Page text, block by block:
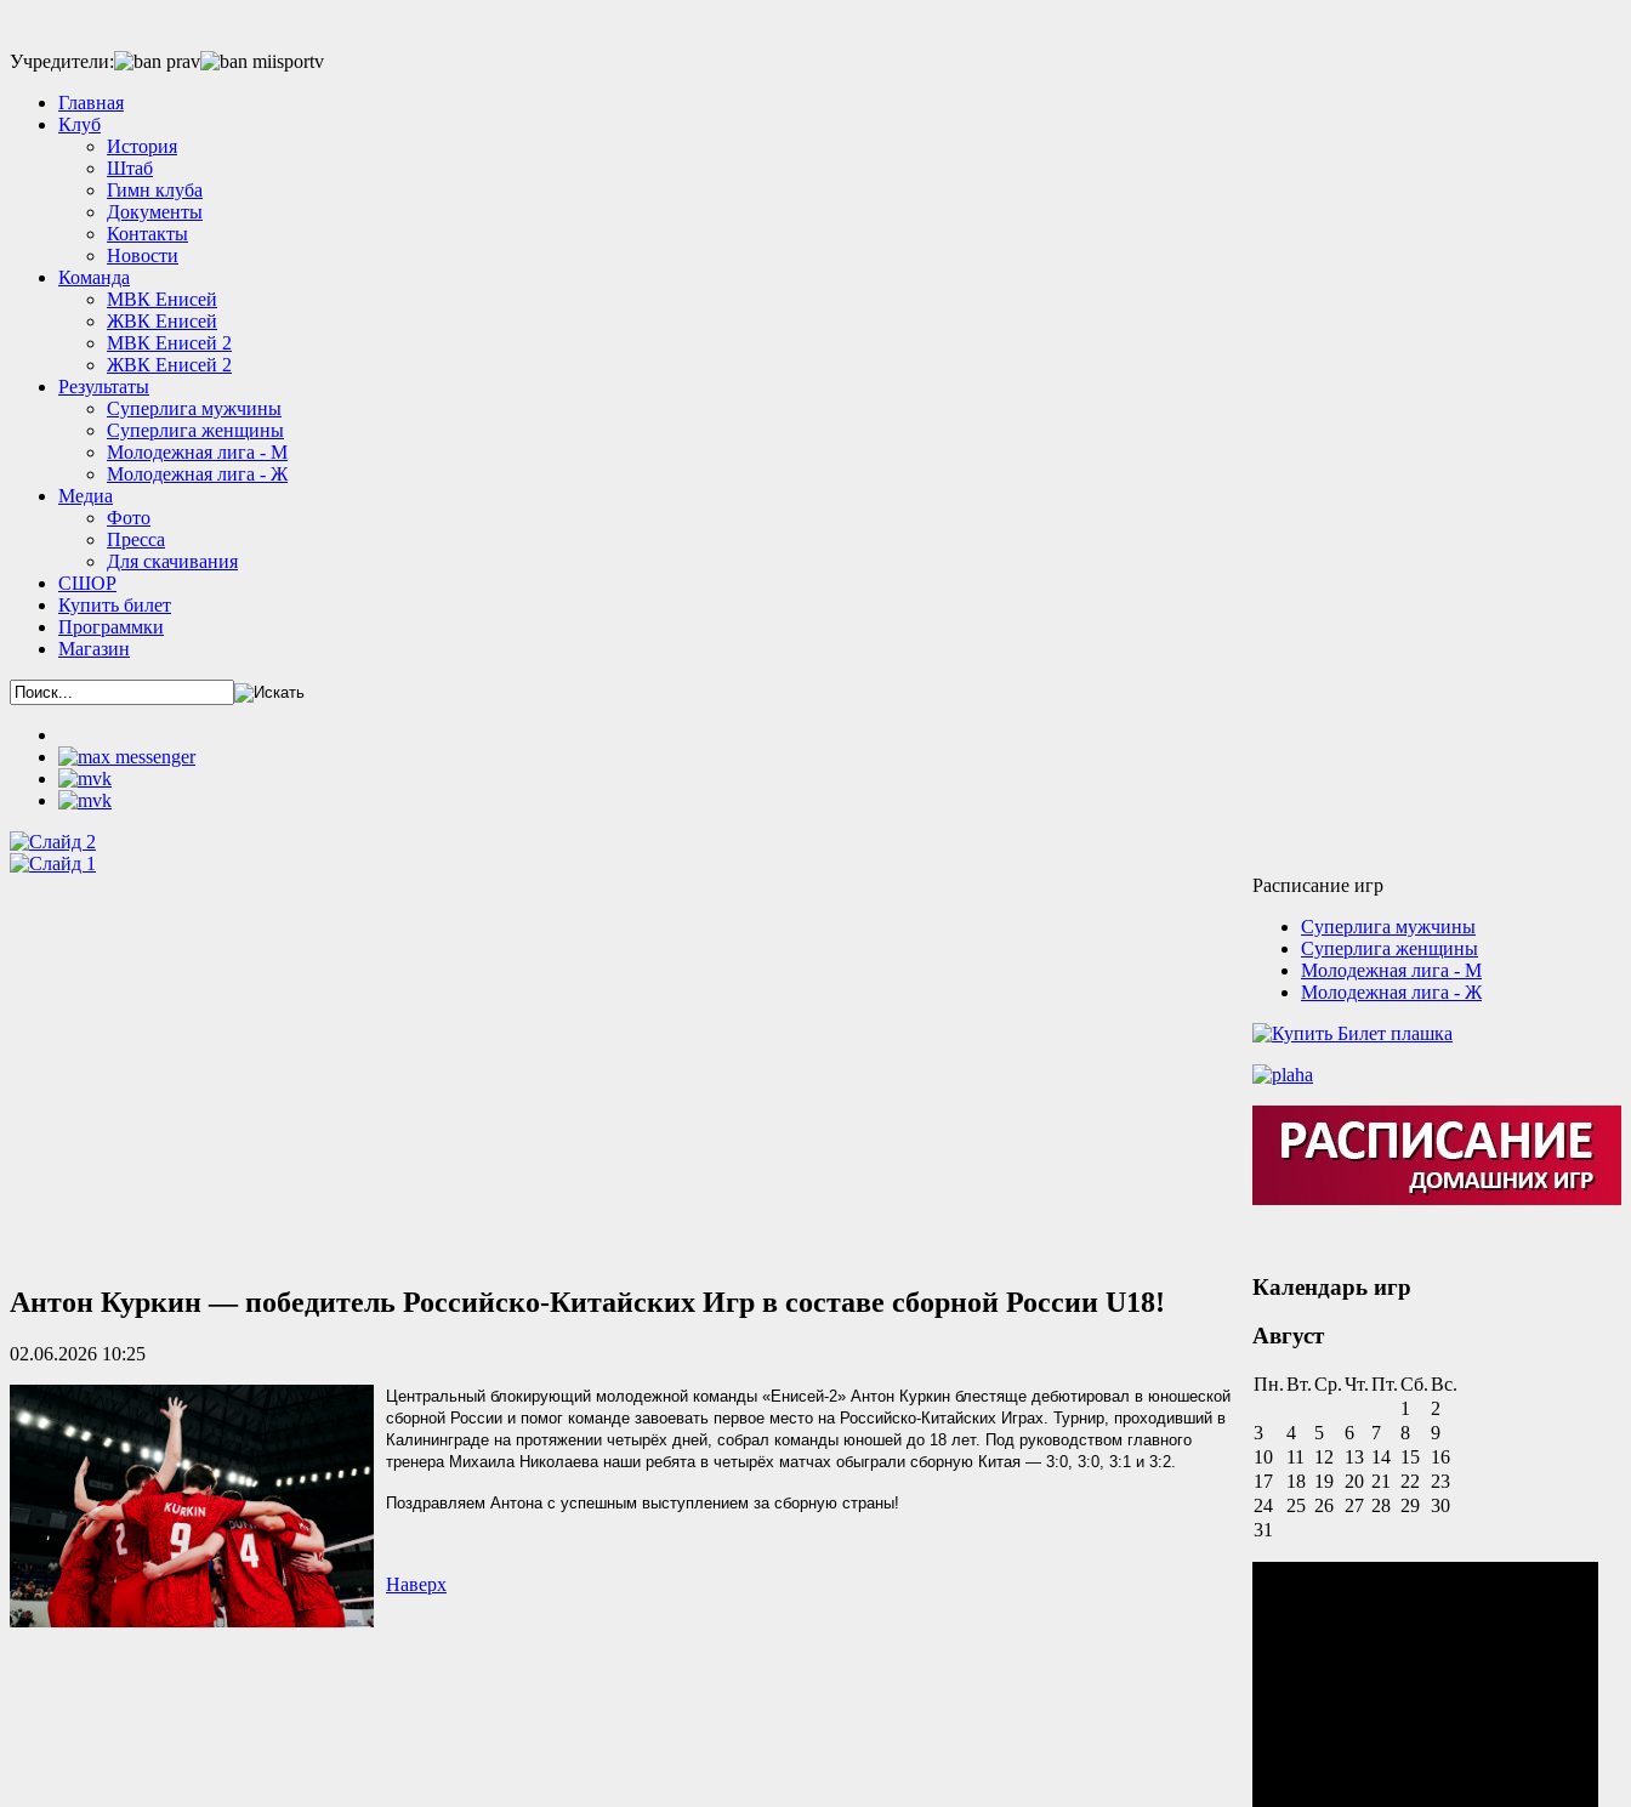
Учредители:
Главная
Клуб
История
Штаб
Гимн клуба
Документы
Контакты
Новости
Команда
МВК Енисей
ЖВК Енисей
МВК Енисей 2
ЖВК Енисей 2
Результаты
Суперлига мужчины
Суперлига женщины
Молодежная лига - М
Молодежная лига - Ж
Медиа
Фото
Пресса
Для скачивания
СШОР
Купить билет
Программки
Магазин
Антон Куркин — победитель Российско‑Китайских Игр в составе сборной России U18!
02.06.2026 10:25
Центральный блокирующий молодежной команды «Енисей‑2» Антон Куркин блестяще дебютировал в юношеской
сборной России и помог команде завоевать первое место на Российско‑Китайских Играх. Турнир, проходивший в
Калининграде на протяжении четырёх дней, собрал команды юношей до 18 лет. Под руководством главного
тренера Михаила Николаева наши ребята в четырёх матчах обыграли сборную Китая — 3:0, 3:0, 3:1 и 3:2.
Поздравляем Антона с успешным выступлением за сборную страны!
Наверх
Расписание игр
Суперлига мужчины
Суперлига женщины
Молодежная лига - М
Молодежная лига - Ж
Календарь игр
Август
Пн.Вт.Ср.Чт.Пт.Сб.Вс.
1
2
3
4 5 6 7 8
9
10
11 12 13 14 15 16
17
18 19 20 21 22
23
24
25 26 27 28 29 30
31